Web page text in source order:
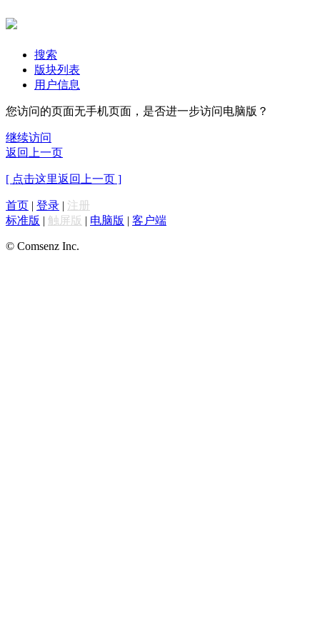
搜索
版块列表
用户信息
您访问的页面无手机页面，是否进一步访问电脑版？
继续访问
返回上一页
[ 点击这里返回上一页 ]
首页 | 登录 | 注册
标准版 | 触屏版 | 电脑版 | 客户端
© Comsenz Inc.